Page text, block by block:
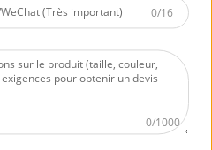
Figurines sur mesure en
0/16
0/1000